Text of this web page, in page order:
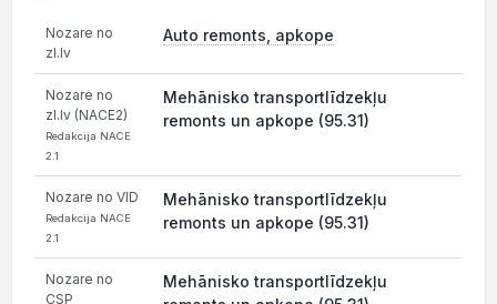
Nozare no
zl.lv
Auto remonts, apkope
Nozare no
zl.lv (NACE2)
Redakcija NACE
2.1
Mehānisko transportlīdzekļu
remonts un apkope (95.31)
Nozare no VID
Redakcija NACE
2.1
Mehānisko transportlīdzekļu
remonts un apkope (95.31)
Nozare no
CSP
Mehānisko transportlīdzekļu